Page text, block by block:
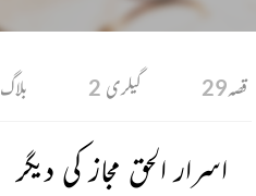
قصہ29 گیلری 2 بلاگ
اسرار الحق مجاز کی دیگر